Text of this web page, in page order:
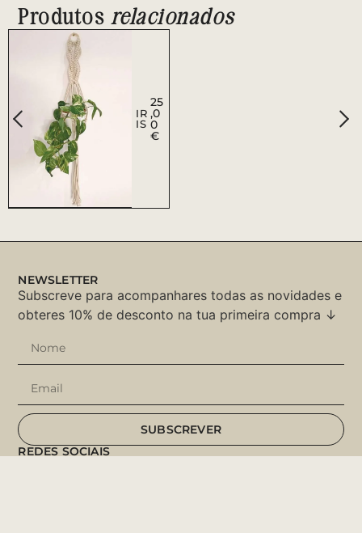
Produtos relacionados
IR
IS
25
,0
0
€
REDES SOCIAIS
NEWSLETTER
Subscreve para acompanhares todas as novidades e
obteres 10% de desconto na tua primeira compra ↓
SUBSCREVER